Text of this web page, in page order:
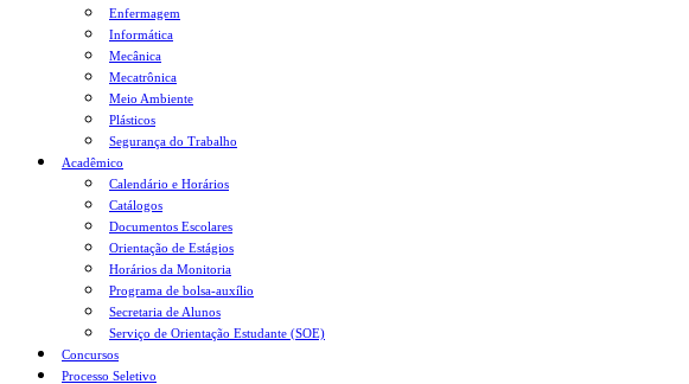
Enfermagem
Informática
Mecânica
Mecatrônica
Meio Ambiente
Plásticos
Segurança do Trabalho
Acadêmico
Calendário e Horários
Catálogos
Documentos Escolares
Orientação de Estágios
Horários da Monitoria
Programa de bolsa-auxílio
Secretaria de Alunos
Serviço de Orientação Estudante (SOE)
Concursos
Processo Seletivo